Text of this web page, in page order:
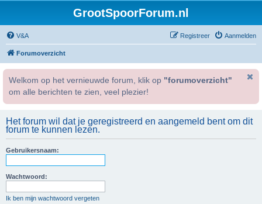
GrootSpoorForum.nl
V&A Aanmelden
Registreer
Forumoverzicht
Welkom op het vernieuwde forum, klik op "forumoverzicht"
om alle berichten te zien, veel plezier!
Het forum wil dat je geregistreerd en aangemeld bent om dit
forum te kunnen lezen.
Gebruikersnaam:
Wachtwoord:
Ik ben mijn wachtwoord vergeten